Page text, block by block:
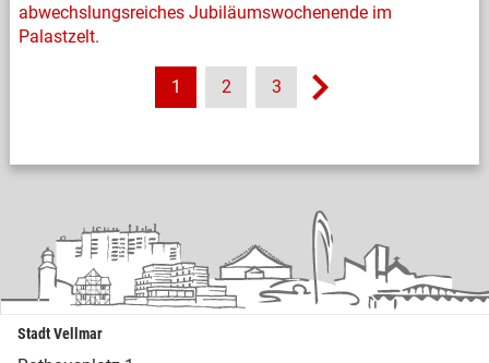
abwechslungsreiches Jubiläumswochenende im
Palastzelt.
1 2 3
Stadt Vellmar